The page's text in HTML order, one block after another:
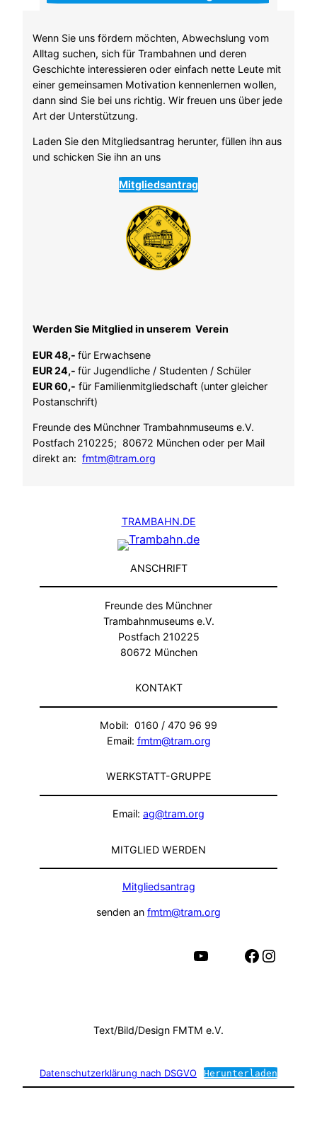
Wenn Sie uns fördern möchten, Abwechslung vom
Alltag suchen, sich für Trambahnen und deren
Geschichte interessieren oder einfach nette Leute mit
einer gemeinsamen Motivation kennenlernen wollen,
dann sind Sie bei uns richtig. Wir freuen uns über jede
Art der Unterstützung.
Laden Sie den Mitgliedsantrag herunter, füllen ihn aus
und schicken Sie ihn an uns
Mitgliedsantrag
Werden Sie Mitglied in unserem Verein
EUR 48,- für Erwachsene
EUR 24,- für Jugendliche / Studenten / Schüler
EUR 60,- für Familienmitgliedschaft (unter gleicher
Postanschrift)
Freunde des Münchner Trambahnmuseums e.V.
Postfach 210225; 80672 München oder per Mail
direkt an: fmtm@tram.org
TRAMBAHN.DE
ANSCHRIFT
Freunde des Münchner
Trambahnmuseums e.V.
Postfach 210225
80672 München
KONTAKT
Mobil: 0160 / 470 96 99
Email: fmtm@tram.org
WERKSTATT-GRUPPE
Email: ag@tram.org
MITGLIED WERDEN
Mitgliedsantrag
senden an fmtm@tram.org
Facebook Instagram
YouTube
Text/Bild/Design FMTM e.V.
Datenschutzerklärung nach DSGVO Herunterladen